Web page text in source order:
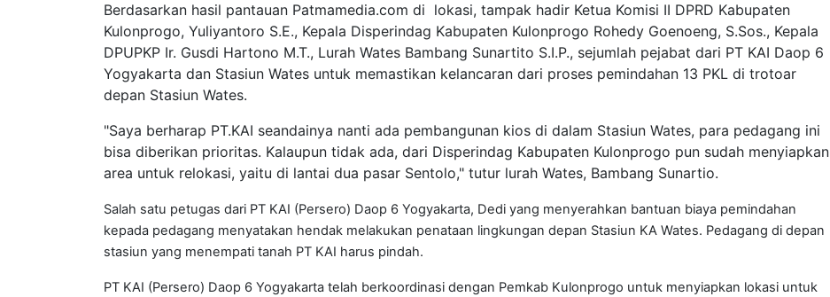
Berdasarkan hasil pantauan Patmamedia.com di lokasi, tampak hadir Ketua Komisi II DPRD Kabupaten
Kulonprogo, Yuliyantoro S.E., Kepala Disperindag Kabupaten Kulonprogo Rohedy Goenoeng, S.Sos., Kepala
DPUPKP Ir. Gusdi Hartono M.T., Lurah Wates Bambang Sunartito S.I.P., sejumlah pejabat dari PT KAI Daop 6
Yogyakarta dan Stasiun Wates untuk memastikan kelancaran dari proses pemindahan 13 PKL di trotoar
depan Stasiun Wates.
"Saya berharap PT.KAI seandainya nanti ada pembangunan kios di dalam Stasiun Wates, para pedagang ini
bisa diberikan prioritas. Kalaupun tidak ada, dari Disperindag Kabupaten Kulonprogo pun sudah menyiapkan
area untuk relokasi, yaitu di lantai dua pasar Sentolo," tutur lurah Wates, Bambang Sunartio.
Salah satu petugas dari PT KAI (Persero) Daop 6 Yogyakarta, Dedi yang menyerahkan bantuan biaya pemindahan
kepada pedagang menyatakan hendak melakukan penataan lingkungan depan Stasiun KA Wates. Pedagang di depan
stasiun yang menempati tanah PT KAI harus pindah.
PT KAI (Persero) Daop 6 Yogyakarta telah berkoordinasi dengan Pemkab Kulonprogo untuk menyiapkan lokasi untuk